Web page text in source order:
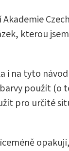
kterou
i na tyto
použít (o
pro určité